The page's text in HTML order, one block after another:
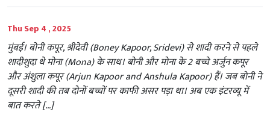
Thu Sep 4 , 2025
मुंबई। बोनी कपूर, श्रीदेवी (Boney Kapoor, Sridevi) से शादी करने से पहले
शादीशुदा थे मोना (Mona) के साथ। बोनी और मोना के 2 बच्चे अर्जुन कपूर
और अंशुला कपूर (Arjun Kapoor and Anshula Kapoor) हैं। जब बोनी ने
दूसरी शादी की तब दोनों बच्चों पर काफी असर पड़ा था। अब एक इंटरव्यू में
बात करते […]